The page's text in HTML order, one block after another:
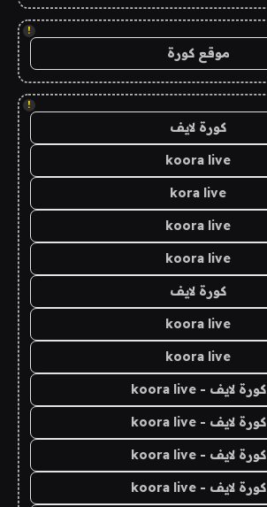
!
موقع كورة
!
كورة لايف
koora live
kora live
koora live
koora live
كورة لايف
koora live
koora live
كورة لايف - koora live
كورة لايف - koora live
كورة لايف - koora live
كورة لايف - koora live